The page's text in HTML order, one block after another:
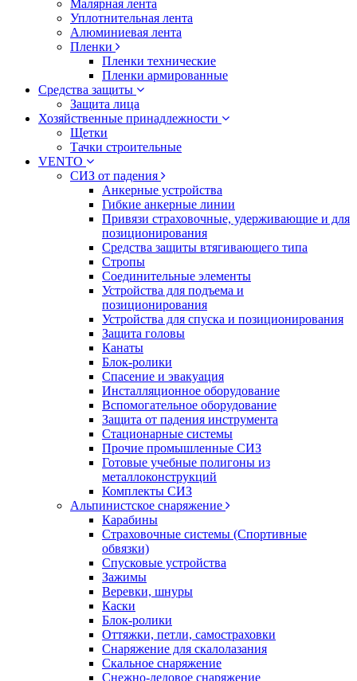
Малярная лента
Уплотнительная лента
Алюминиевая лента
Пленки
Пленки технические
Пленки армированные
Средства защиты
Защита лица
Хозяйственные принадлежности
Щетки
Тачки строительные
VENTO
СИЗ от падения
Анкерные устройства
Гибкие анкерные линии
Привязи страховочные, удерживающие и для
позиционирования
Средства защиты втягивающего типа
Стропы
Соединительные элементы
Устройства для подъема и
позиционирования
Устройства для спуска и позиционирования
Защита головы
Канаты
Блок-ролики
Спасение и эвакуация
Инсталляционное оборудование
Вспомогательное оборудование
Защита от падения инструмента
Стационарные системы
Прочие промышленные СИЗ
Готовые учебные полигоны из
металлоконструкций
Комплекты СИЗ
Альпинистское снаряжение
Карабины
Страховочные системы (Спортивные
обвязки)
Спусковые устройства
Зажимы
Веревки, шнуры
Каски
Блок-ролики
Оттяжки, петли, самостраховки
Снаряжение для скалолазания
Скальное снаряжение
Снежно-ледовое снаряжение